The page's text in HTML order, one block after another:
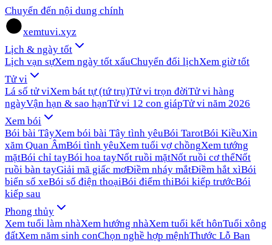
Chuyển đến nội dung chính
xemtuvi.xyz
Lịch & ngày tốt
Lịch vạn sựXem ngày tốt xấuChuyển đổi lịchXem giờ tốt
Tử vi
Lá số tử viXem bát tự (tứ trụ)Tử vi trọn đờiTử vi hàng
ngàyVận hạn & sao hạnTử vi 12 con giápTử vi năm 2026
Xem bói
Bói bài TâyXem bói bài Tây tình yêuBói TarotBói KiềuXin
xăm Quan ÂmBói tình yêuXem tuổi vợ chồngXem tướng
mặtBói chỉ tayBói hoa tayNốt ruồi mặtNốt ruồi cơ thểNốt
ruồi bàn tayGiải mã giấc mơĐiềm nháy mắtĐiềm hắt xìBói
biển số xeBói số điện thoạiBói điểm thiBói kiếp trướcBói
kiếp sau
Phong thủy
Xem tuổi làm nhàXem hướng nhàXem tuổi kết hônTuổi xông
đấtXem năm sinh conChọn nghề hợp mệnhThước Lỗ Ban